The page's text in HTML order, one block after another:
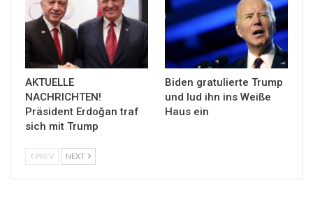
AKTUELLE
NACHRICHTEN!
Präsident Erdoğan traf
sich mit Trump
Biden gratulierte Trump
und lud ihn ins Weiße
Haus ein
PREV NEXT